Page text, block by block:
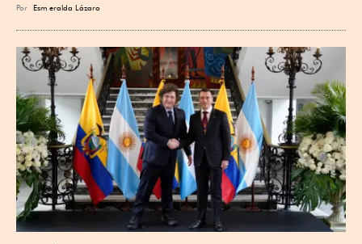
Por Esm eralda Lázaro